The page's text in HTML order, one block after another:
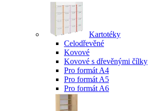
Kartotéky
Celodřevěné
Kovové
Kovové s dřevěnými čílky
Pro formát A4
Pro formát A5
Pro formát A6